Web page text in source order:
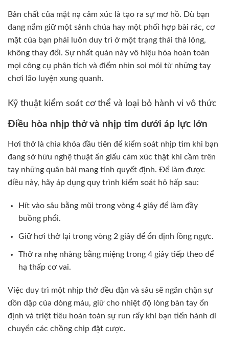
Bản chất của mặt nạ cảm xúc là tạo ra sự mơ hồ. Dù bạn
đang nắm giữ một sảnh chúa hay một phối hợp bài rác, cơ
mặt của bạn phải luôn duy trì ở một trạng thái thả lỏng,
không thay đổi. Sự nhất quán này vô hiệu hóa hoàn toàn
mọi công cụ phân tích và điểm nhìn soi mói từ những tay
chơi lão luyện xung quanh.
Kỹ thuật kiểm soát cơ thể và loại bỏ hành vi vô thức
Điều hòa nhịp thở và nhịp tim dưới áp lực lớn
Hơi thở là chìa khóa đầu tiên để kiểm soát nhịp tim khi bạn
đang sở hữu nghệ thuật ẩn giấu cảm xúc thật khi cầm trên
tay những quân bài mang tính quyết định. Để làm được
điều này, hãy áp dụng quy trình kiểm soát hô hấp sau:
Hít vào sâu bằng mũi trong vòng 4 giây để làm đầy
buồng phổi.
Giữ hơi thở lại trong vòng 2 giây để ổn định lồng ngực.
Thở ra nhẹ nhàng bằng miệng trong 4 giây tiếp theo để
hạ thấp cơ vai.
Việc duy trì một nhịp thở đều đặn và sâu sẽ ngăn chặn sự
dồn dập của dòng máu, giữ cho nhiệt độ lòng bàn tay ổn
định và triệt tiêu hoàn toàn sự run rẩy khi bạn tiến hành di
chuyển các chồng chip đặt cược.